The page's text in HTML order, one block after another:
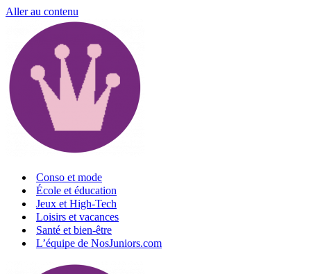
Aller au contenu
Conso et mode
École et éducation
Jeux et High-Tech
Loisirs et vacances
Santé et bien-être
L’équipe de NosJuniors.com